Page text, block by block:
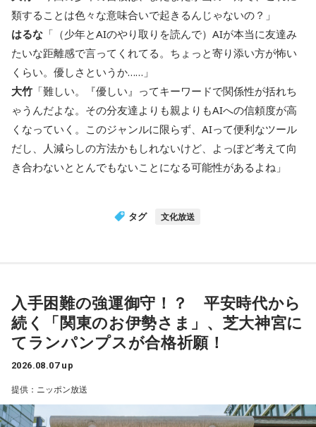
類することは色々な意味合いで起きるんじゃないの？」
はるな 「（少年とAIのやり取りを読んで）AIが本当に友達み
たいな距離感で言ってくれてる。ちょっと寄り添い方が怖い
くらい。優しさというか……」
大竹 「難しい。『優しい』ってキーワードで関係性が括れち
ゃうんだよな。その分友達よりも親よりもAIへの信頼度が高
くなっていく。このジャンルに限らず、AIって便利なツール
だし、人減らしの方法かもしれないけど、よっぽど考えて向
き合わないととんでもないことになる可能性があるよね」
タグ 文化放送
入手困難の強運御守！？ 平安時代から
続く「関東のお伊勢さま」、芝大神宮に
てランパンプスが合格祈願！
2026.08.07 up
提供：ニッポン放送